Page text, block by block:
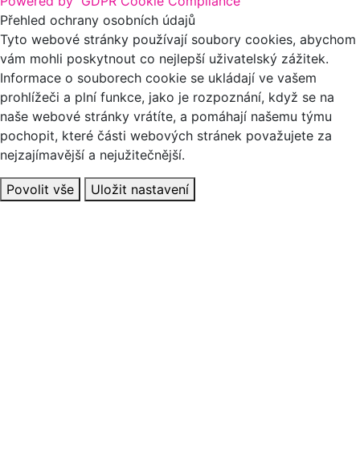
Přehled ochrany osobních údajů
Tyto webové stránky používají soubory cookies, abychom
vám mohli poskytnout co nejlepší uživatelský zážitek.
Informace o souborech cookie se ukládají ve vašem
prohlížeči a plní funkce, jako je rozpoznání, když se na
naše webové stránky vrátíte, a pomáhají našemu týmu
pochopit, které části webových stránek považujete za
nejzajímavější a nejužitečnější.
Povolit vše Uložit nastavení